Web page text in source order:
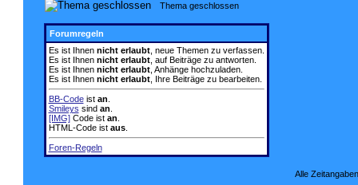
Thema geschlossen
Forumregeln
Es ist Ihnen nicht erlaubt, neue Themen zu verfassen.
Es ist Ihnen nicht erlaubt, auf Beiträge zu antworten.
Es ist Ihnen nicht erlaubt, Anhänge hochzuladen.
Es ist Ihnen nicht erlaubt, Ihre Beiträge zu bearbeiten.
BB-Codeist an
Smileys sind an
[IMG]Code ist an
HTML-Code ist aus.
Foren-Regeln
Alle